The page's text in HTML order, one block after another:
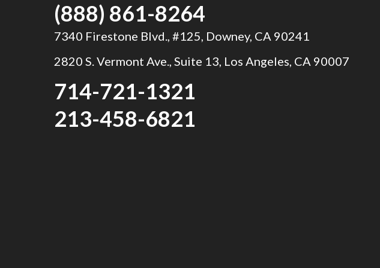
(888) 861-8264
7340 Firestone Blvd., #125, Downey, CA 90241
2820 S. Vermont Ave., Suite 13, Los Angeles, CA 90007
714-721-1321
213-458-6821